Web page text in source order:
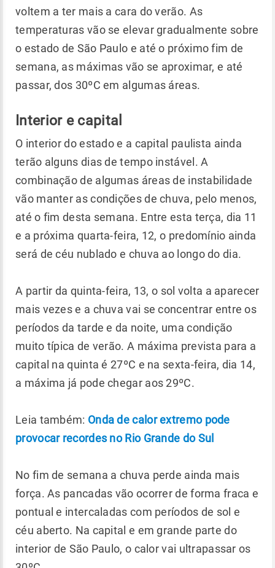
voltem a ter mais a cara do verão. As
temperaturas vão se elevar gradualmente sobre
o estado de São Paulo e até o próximo fim de
semana, as máximas vão se aproximar, e até
passar, dos 30ºC em algumas áreas.
Interior e capital
O interior do estado e a capital paulista ainda
terão alguns dias de tempo instável. A
combinação de algumas áreas de instabilidade
vão manter as condições de chuva, pelo menos,
até o fim desta semana. Entre esta terça, dia 11
e a próxima quarta-feira, 12, o predomínio ainda
será de céu nublado e chuva ao longo do dia.
A partir da quinta-feira, 13, o sol volta a aparecer
mais vezes e a chuva vai se concentrar entre os
períodos da tarde e da noite, uma condição
muito típica de verão. A máxima prevista para a
capital na quinta é 27ºC e na sexta-feira, dia 14,
a máxima já pode chegar aos 29ºC.
Leia também: Onda de calor extremo pode
provocar recordes no Rio Grande do Sul
No fim de semana a chuva perde ainda mais
força. As pancadas vão ocorrer de forma fraca e
pontual e intercaladas com períodos de sol e
céu aberto. Na capital e em grande parte do
interior de São Paulo, o calor vai ultrapassar os